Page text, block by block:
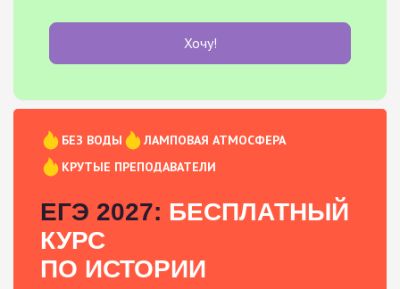
Хочу!
БЕЗ ВОДЫ
ЛАМПОВАЯ АТМОСФЕРА
КРУТЫЕ ПРЕПОДАВАТЕЛИ
ЕГЭ 2027: БЕСПЛАТНЫЙ
КУРС
ПО ИСТОРИИ